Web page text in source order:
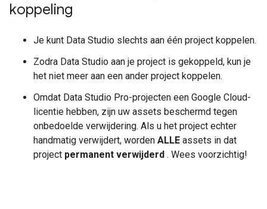
koppeling
Je kunt Data Studio slechts aan één project koppelen.
Zodra Data Studio aan je project is gekoppeld, kun je
het niet meer aan een ander project koppelen.
Omdat Data Studio Pro-projecten een Google Cloud-
licentie hebben, zijn uw assets beschermd tegen
onbedoelde verwijdering. Als u het project echter
handmatig verwijdert, worden ALLE assets in dat
project permanent verwijderd . Wees voorzichtig!